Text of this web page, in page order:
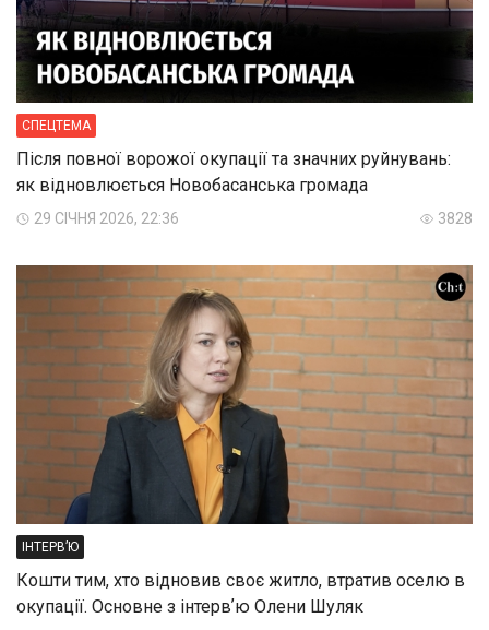
СПЕЦТЕМА
Після повної ворожої окупації та значних руйнувань:
як відновлюється Новобасанська громада
29 СІЧНЯ 2026, 22:36 3828
ІНТЕРВ’Ю
Кошти тим, хто відновив своє житло, втратив оселю в
окупації. Основне з інтервʼю Олени Шуляк